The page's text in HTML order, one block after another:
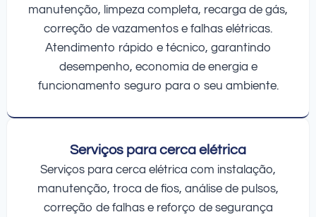
manutenção, limpeza completa, recarga de gás,
correção de vazamentos e falhas elétricas.
Atendimento rápido e técnico, garantindo
desempenho, economia de energia e
funcionamento seguro para o seu ambiente.
Serviços para cerca elétrica
Serviços para cerca elétrica com instalação,
manutenção, troca de fios, análise de pulsos,
correção de falhas e reforço de segurança